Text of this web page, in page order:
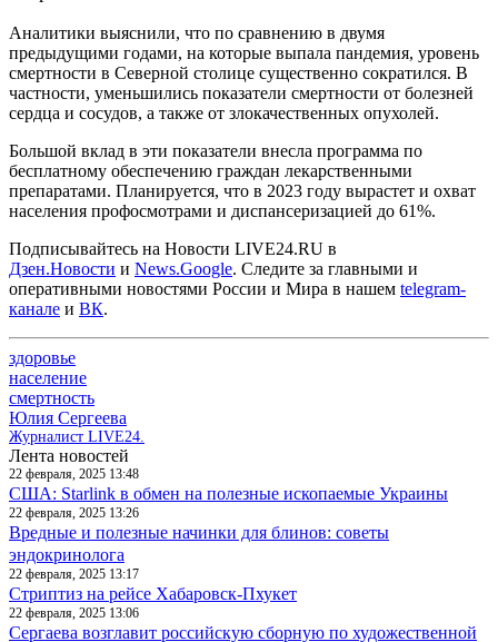
Аналитики выяснили, что по сравнению в двумя
предыдущими годами, на которые выпала пандемия, уровень
смертности в Северной столице существенно сократился. В
частности, уменьшились показатели смертности от болезней
сердца и сосудов, а также от злокачественных опухолей.
Большой вклад в эти показатели внесла программа по
бесплатному обеспечению граждан лекарственными
препаратами. Планируется, что в 2023 году вырастет и охват
населения профосмотрами и диспансеризацией до 61%.
Подписывайтесь на Новости LIVE24.RU в
Дзен.Новости и News.Google. Следите за главными и
оперативными новостями России и Мира в нашем telegram-
канале и ВК.
здоровье
население
смертность
Юлия Сергеева
Журналист LIVE24.
Лента новостей
22 февраля, 2025 13:48
США: Starlink в обмен на полезные ископаемые Украины
22 февраля, 2025 13:26
Вредные и полезные начинки для блинов: советы
эндокринолога
22 февраля, 2025 13:17
Стриптиз на рейсе Хабаровск-Пхукет
22 февраля, 2025 13:06
Сергаева возглавит российскую сборную по художественной